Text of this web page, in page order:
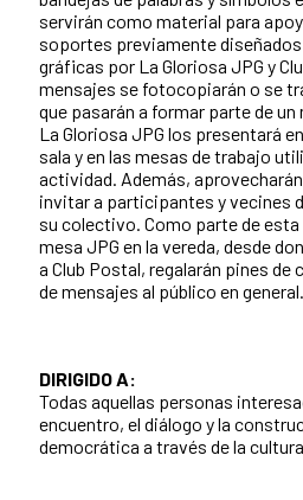
servirán como material para
soportes previamente
gráficas por La Gloriosa JPG y
mensajes se fotocopiarán o se
que pasarán a formar parte de
La Gloriosa JPG los presentará
sala y en las mesas de trabajo
actividad. Además,
invitar a participantes y vecines
su colectivo. Como parte de
mesa JPG en la vereda, desde
a Club Postal, regalarán pines
de mensajes al público en general.
DIRIGIDO A:
Todas aquellas personas
encuentro, el diálogo y la
democrática a través de la